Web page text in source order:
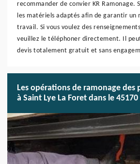
recommander de convier KR Ramonage.
les matériels adaptés afin de garantir un
travail. Si vous voulez des
veuillez le téléphoner directement. Il
devis totalement gratuit et sans
Les opérations de ramonage des
à Saint Lye La Foret dans le 45170